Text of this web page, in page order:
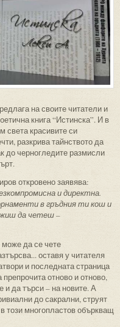
на своите читатели и
книга “Истинска”. И в
света красивите си
разкрива тайнството да
до черногледите размисли
откровено заявява:
и директна.
в гръдния ти кош и
да четеш –
може да се чете
оставя у читателя
и последната страница
отново и отново,
и да търси – на новите. А
до сакрални, струят
този многопластов объркващ